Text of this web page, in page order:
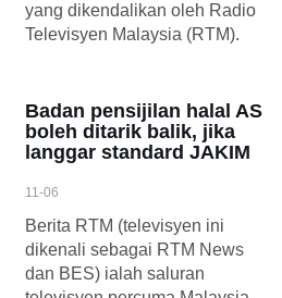
yang dikendalikan oleh Radio
Televisyen Malaysia (RTM).
Badan pensijilan halal AS
boleh ditarik balik, jika
langgar standard JAKIM
11-06
Berita RTM (televisyen ini
dikenali sebagai RTM News
dan BES) ialah saluran